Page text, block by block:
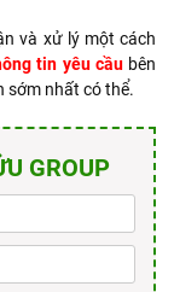
và xử lý một cách
tin yêu cầubên
sớm nhất có thể.
GROUP